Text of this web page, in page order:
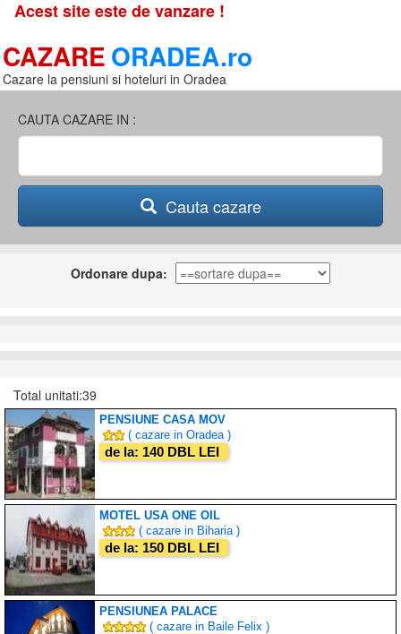
Acest site este de vanzare !
CAZAREORADEA.ro
Cazare la pensiuni si hoteluri in Oradea
CAUTA CAZARE IN :
Cauta cazare
Ordonare dupa:
Total unitati:39
PENSIUNE CASA MOV
( cazare in Oradea )
de la: 140 DBL LEI
MOTEL USA ONE OIL
( cazare in Biharia )
de la: 150 DBL LEI
PENSIUNEA PALACE
( cazare in Baile Felix )